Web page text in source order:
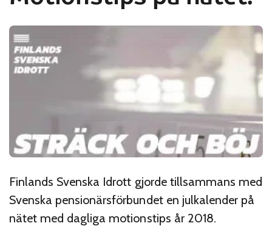
Finlands Svenska Idrott gjorde tillsammans med
Svenska pensionärsförbundet en julkalender på
nätet med dagliga motionstips år 2018.